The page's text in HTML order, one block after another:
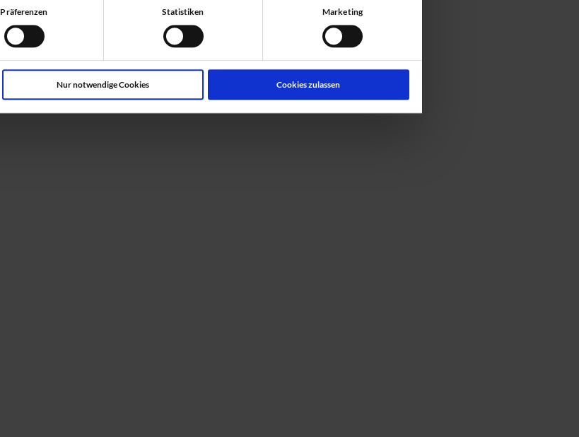
Präferenzen Statistiken Marketing
Nur notwendige Cookies Cookies zulassen